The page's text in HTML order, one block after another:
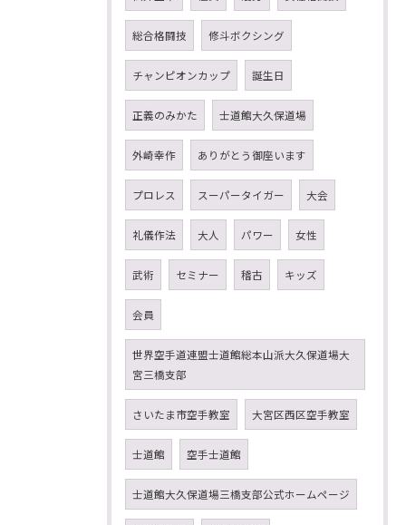
総合格闘技 修斗ボクシング
チャンピオンカップ 誕生日
正義のみかた 士道館大久保道場
外崎幸作 ありがとう御座います
プロレス スーパータイガー 大会
礼儀作法 大人 パワー 女性
武術 セミナー 稽古 キッズ
会員
世界空手道連盟士道館総本山派大久保道場大
宮三橋支部
さいたま市空手教室 大宮区西区空手教室
士道館 空手士道館
士道館大久保道場三橋支部公式ホームページ